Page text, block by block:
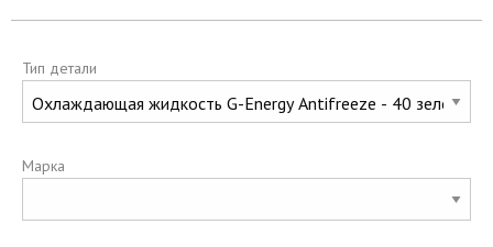
Тип детали
Марка